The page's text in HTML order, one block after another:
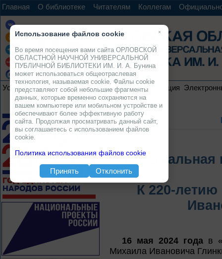
Главная О библиотеке Читателям Коллегам
Услуги Ресурсы Проекты Электронная коллекция
Музыкальная
К 220-
16 мая 2024 года в
Михаила Ивановича
×
Использование файлов cookie
Во время посещения вами сайта ОРЛОВСКОЙ
ОБЛАСТНОЙ НАУЧНОЙ УНИВЕРСАЛЬНОЙ
ПУБЛИЧНОЙ БИБЛИОТЕКИ ИМ. И. А. Бунина
может использоваться общеотраслевая
технология, называемая cookie. Файлы cookie
представляют собой небольшие фрагменты
данных, которые временно сохраняются на
вашем компьютере или мобильном устройстве и
обеспечивают более эффективную работу
сайта. Продолжая просматривать данный сайт,
вы соглашаетесь с использованием файлов
cookie.
Политика использования файлов cookie
Принять Отклонить